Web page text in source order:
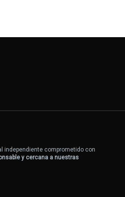
independiente comprometido con
y cercana a nuestras